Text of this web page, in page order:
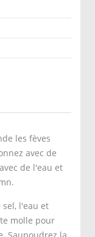
les fèves
avec de
de l'eau et
sel, l'eau et
molle pour